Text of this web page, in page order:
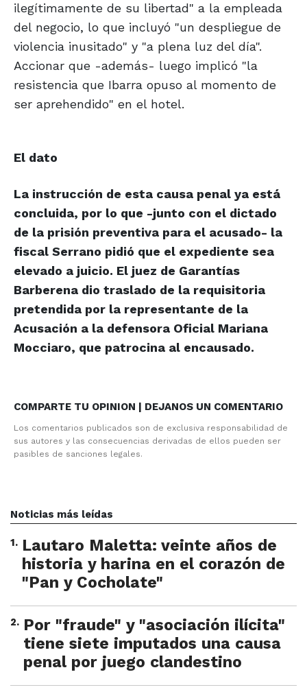
ilegítimamente de su libertad" a la empleada
del negocio, lo que incluyó "un despliegue de
violencia inusitado" y "a plena luz del día".
Accionar que -además- luego implicó "la
resistencia que Ibarra opuso al momento de
ser aprehendido" en el hotel.
El dato
La instrucción de esta causa penal ya está
concluida, por lo que -junto con el dictado
de la prisión preventiva para el acusado- la
fiscal Serrano pidió que el expediente sea
elevado a juicio. El juez de Garantías
Barberena dio traslado de la requisitoria
pretendida por la representante de la
Acusación a la defensora Oficial Mariana
Mocciaro, que patrocina al encausado.
COMPARTE TU OPINION | DEJANOS UN COMENTARIO
Los comentarios publicados son de exclusiva responsabilidad de
sus autores y las consecuencias derivadas de ellos pueden ser
pasibles de sanciones legales.
Noticias más leídas
1. Lautaro Maletta: veinte años de
historia y harina en el corazón de
"Pan y Cocholate"
2. Por "fraude" y "asociación ilícita"
tiene siete imputados una causa
penal por juego clandestino